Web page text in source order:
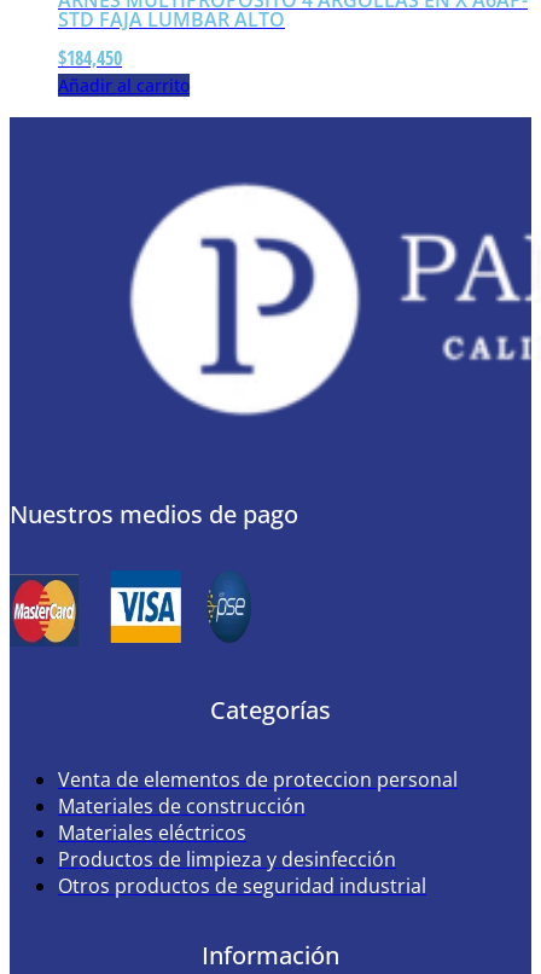
STD FAJA LUMBAR ALTO
$184,450
Añadir al carrito
Nuestros medios de pago
Categorías
Venta de elementos de proteccion personal
Materiales de construcción
Materiales eléctricos
Productos de limpieza y desinfección
Otros productos de seguridad industrial
Información